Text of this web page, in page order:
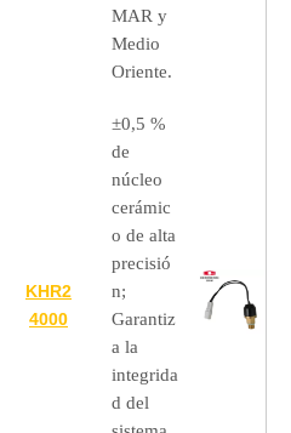
MAR y
Medio
Oriente.
KHR2
4000
±0,5 %
de
núcleo
cerámic
o de alta
precisió
n;
Garantiz
a la
integrida
d del